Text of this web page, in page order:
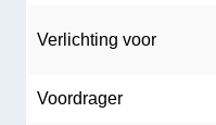
Verlichting voor
Voordrager